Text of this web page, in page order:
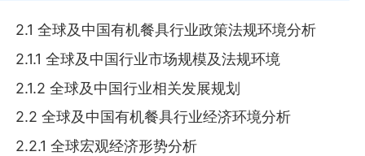
2.1 全球及中国有机餐具行业政策法规环境分析
2.1.1 全球及中国行业市场规模及法规环境
2.1.2 全球及中国行业相关发展规划
2.2 全球及中国有机餐具行业经济环境分析
2.2.1 全球宏观经济形势分析